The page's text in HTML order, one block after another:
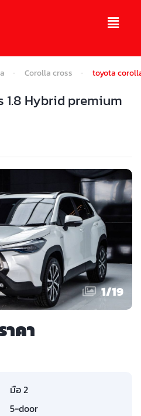
Corolla cross toyota
Hybrid premium
1/19
คา
มือ 2
5-door